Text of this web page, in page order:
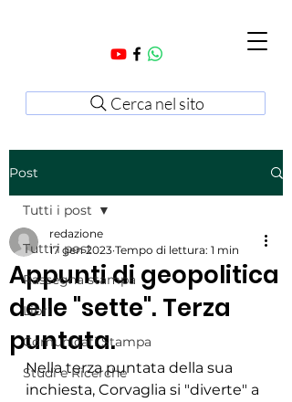
Cerca nel sito
Post
Tutti i post
Rassegna stampa
Libri
Comunicati Stampa
Studi e Ricerche
Tutti i post
Appunti di geopolitica
delle "sette". Terza
puntata.
redazione
17 gen 2023 Tempo di lettura: 1 min
Nella terza puntata della sua
inchiesta, Corvaglia si "diverte" a